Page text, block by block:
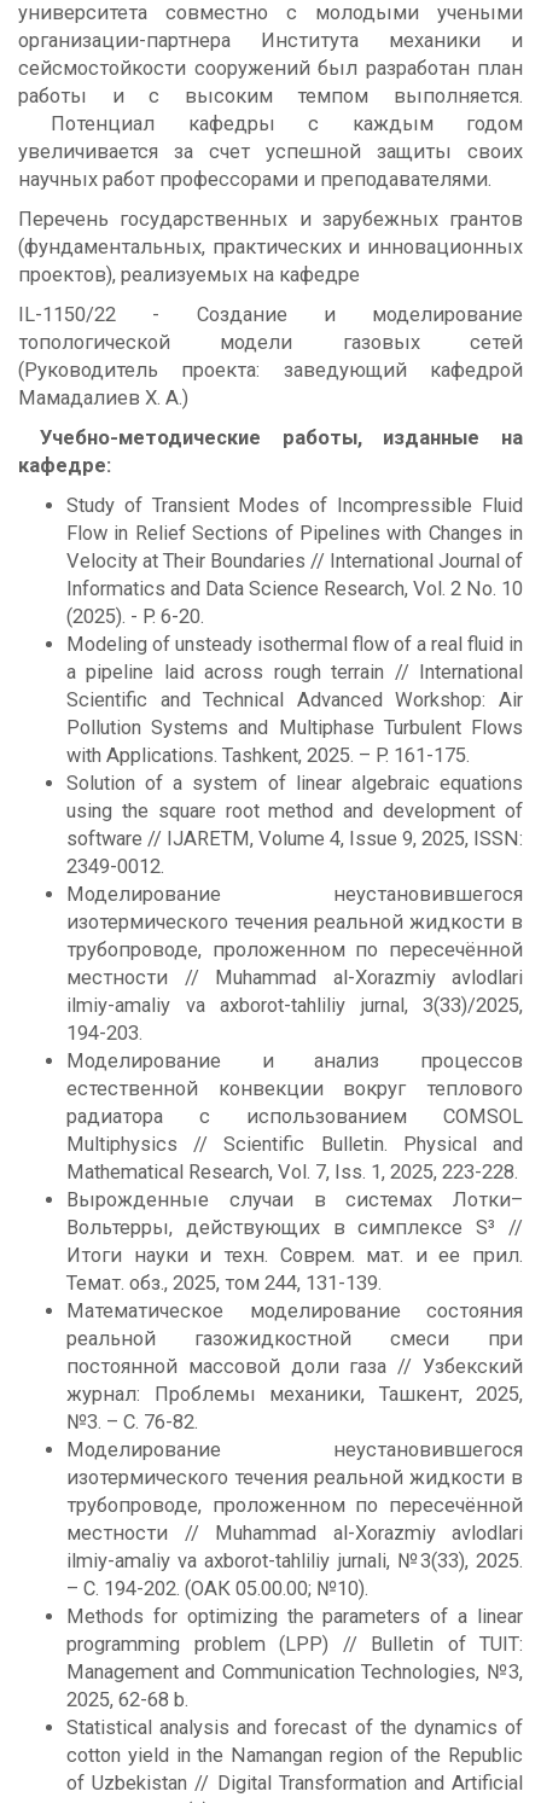
университета совместно с молодыми учеными
организации-партнера Института механики и
сейсмостойкости сооружений был разработан план
работы и с высоким темпом выполняется.
Потенциал кафедры с каждым годом
увеличивается за счет успешной защиты своих
научных работ профессорами и преподавателями.
Перечень государственных и зарубежных грантов
(фундаментальных, практических и инновационных
проектов), реализуемых на кафедре
IL-1150/22 - Создание и моделирование
топологической модели газовых сетей
(Руководитель проекта: заведующий кафедрой
Мамадалиев Х. А.)
Учебно-методические работы, изданные на
кафедре:
Study of Transient Modes of Incompressible Fluid
Flow in Relief Sections of Pipelines with Changes in
Velocity at Their Boundaries // International Journal of
Informatics and Data Science Research, Vol. 2 No. 10
(2025). - P. 6-20.
Modeling of unsteady isothermal flow of a real fluid in
a pipeline laid across rough terrain // International
Scientific and Technical Advanced Workshop: Air
Pollution Systems and Multiphase Turbulent Flows
with Applications. Tashkent, 2025. – P. 161-175.
Solution of a system of linear algebraic equations
using the square root method and development of
software // IJARETM, Volume 4, Issue 9, 2025, ISSN:
2349-0012.
Моделирование неустановившегося
изотермического течения реальной жидкости в
трубопроводе, проложенном по пересечённой
местности // Muhammad al-Xorazmiy avlodlari
ilmiy-amaliy va axborot-tahliliy jurnal, 3(33)/2025,
194-203.
Моделирование и анализ процессов
естественной конвекции вокруг теплового
радиатора с использованием COMSOL
Multiphysics // Scientific Bulletin. Physical and
Mathematical Research, Vol. 7, Iss. 1, 2025, 223-228.
Вырожденные случаи в системах Лотки–
Вольтерры, действующих в симплексе S³ //
Итоги науки и техн. Соврем. мат. и ее прил.
Темат. обз., 2025, том 244, 131-139.
Математическое моделирование состояния
реальной газожидкостной смеси при
постоянной массовой доли газа // Узбекский
журнал: Проблемы механики, Ташкент, 2025,
№3. – С. 76-82.
Моделирование неустановившегося
изотермического течения реальной жидкости в
трубопроводе, проложенном по пересечённой
местности // Muhammad al-Xorazmiy avlodlari
ilmiy-amaliy va axborot-tahliliy jurnali, №3(33), 2025.
– С. 194-202. (ОАК 05.00.00; №10).
Methods for optimizing the parameters of a linear
programming problem (LPP) // Bulletin of TUIT:
Management and Communication Technologies, №3,
2025, 62-68 b.
Statistical analysis and forecast of the dynamics of
cotton yield in the Namangan region of the Republic
of Uzbekistan // Digital Transformation and Artificial